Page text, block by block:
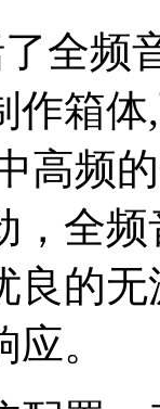
全频
作箱
高频
，全
良的
。